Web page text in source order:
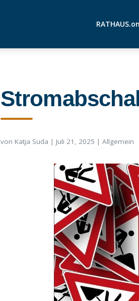
von Katja Suda | Juli 21, 2025 | Allgemein